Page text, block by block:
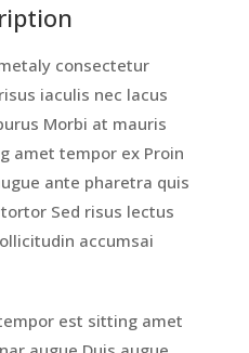
consectetur
iaculis nec lacus
Morbi at mauris
amet tempor ex Proin
ante pharetra quis
Sed risus lectus
accumsai
est sitting amet